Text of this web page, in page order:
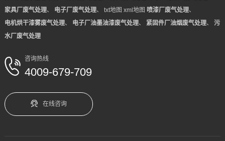
家具厂废气处理、 电子厂废气处理、 txt地图 xml地图 喷漆厂废气处理、
电机烘干漆雾废气处理、 电子厂油墨油漆废气处理、 紧固件厂油烟废气处理、 污
水厂废气处理
咨询热线
4009-679-709
在线咨询